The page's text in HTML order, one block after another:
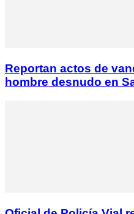
Reportan actos de
hombre desnudo en